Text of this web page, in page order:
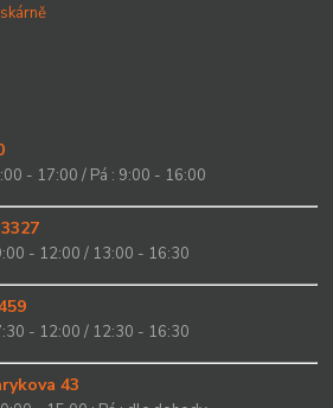
- 17:00 / Pá : 9:00 - 16:00
- 12:00 / 13:00 - 16:30
- 12:00 / 12:30 - 16:30
43